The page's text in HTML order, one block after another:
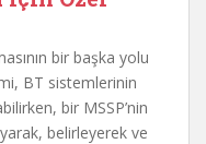
bir başka yolu
BT sistemlerinin
bir MSSP’nin
belirleyerek ve